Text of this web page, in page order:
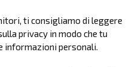
ti consigliamo di leggere
privacy in modo che tu
informazioni personali.